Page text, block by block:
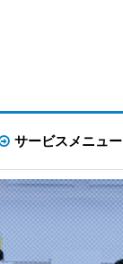
サービスメニュー